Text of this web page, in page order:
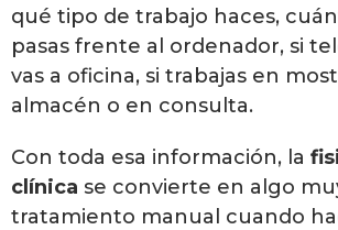
qué tipo de trabajo haces,
pasas frente al ordenador, si
vas a oficina, si trabajas en
almacén o en consulta.
Con toda esa información, la
clínica se convierte en algo
tratamiento manual cuando